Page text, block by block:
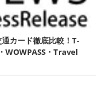
カード徹底比較！T-
WOWPASS・Travel